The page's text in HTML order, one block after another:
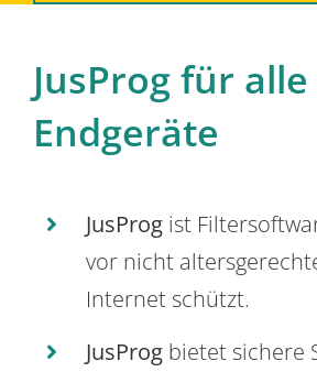
JusProg für alle
Endgeräte
JusProg ist
vor nicht
Internet schützt.
JusProg bietet sichere